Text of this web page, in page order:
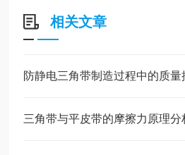
相关文章
防静电三角带制造过程中的质
三角带与平皮带的摩擦力原理分